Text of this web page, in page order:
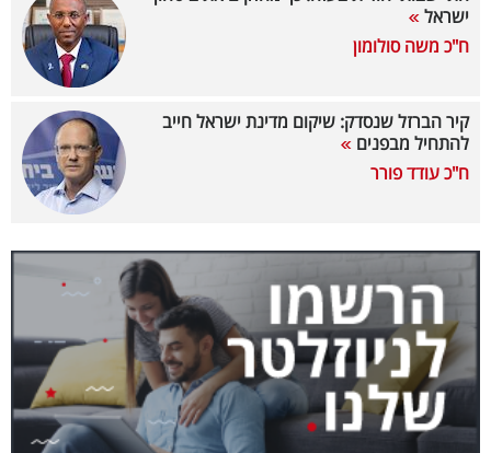
ניוזלטרים
מייל
אדום
ישראל
ח"כ משה סולומון
קיר הברזל שנסדק: שיקום מדינת ישראל חייב
להתחיל מבפנים
ח"כ עודד פורר